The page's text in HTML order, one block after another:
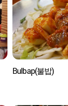
Bulbap(불밥)